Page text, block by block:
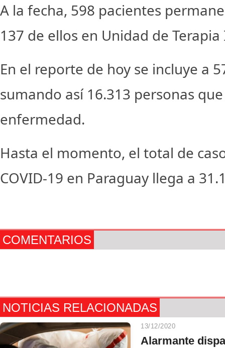
A la fecha, 598 pacientes
137 de ellos en Unidad de Terapia
En el reporte de hoy se incluye a
sumando así 16.313 personas
enfermedad.
Hasta el momento, el total de
COVID-19 en Paraguay llega a
COMENTARIOS
NOTICIAS RELACIONADAS
13/12/2020
Alarmante